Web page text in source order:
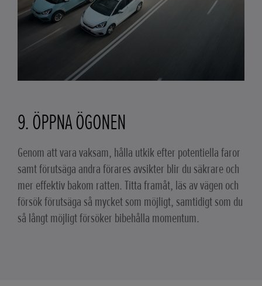
9. ÖPPNA ÖGONEN
Genom att vara vaksam, hålla utkik efter potentiella faror
samt förutsäga andra förares avsikter blir du säkrare och
mer effektiv bakom ratten. Titta framåt, läs av vägen och
försök förutsäga så mycket som möjligt, samtidigt som du
så långt möjligt försöker bibehålla momentum.